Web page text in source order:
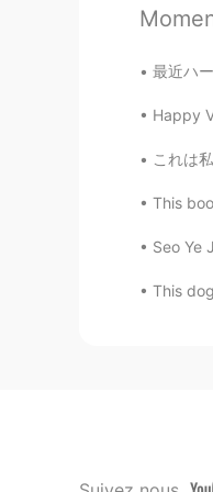
最近ハーレム
Happy
これは私の子
This
Seo Ye
This